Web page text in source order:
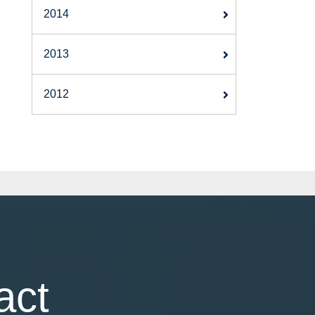
2014
2013
2012